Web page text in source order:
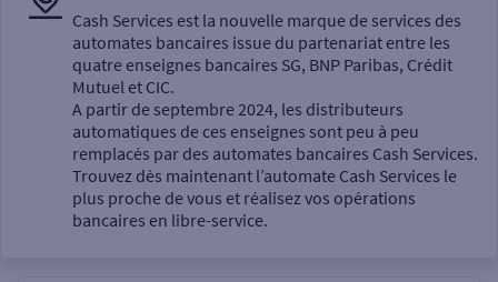
Sélectionnez votre recherche
Un service
Cash Services est la nouvelle marque de services des
automates bancaires issue du partenariat entre les
quatre enseignes bancaires SG, BNP Paribas, Crédit
Mutuel et CIC.
A partir de septembre 2024, les distributeurs
automatiques de ces enseignes sont peu à peu
remplacés par des automates bancaires Cash Services.
Trouvez dès maintenant l’automate Cash Services le
plus proche de vous et réalisez vos opérations
bancaires en libre-service.